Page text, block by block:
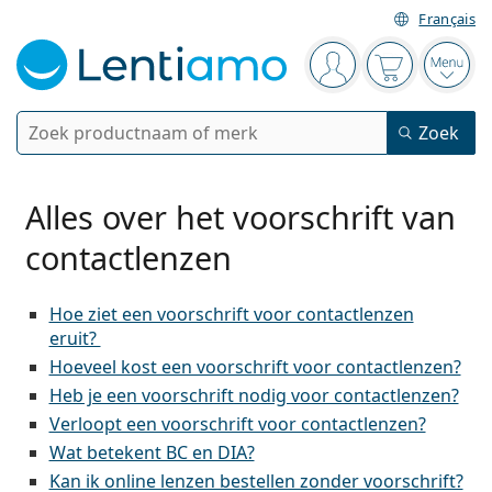
Français
Navigatie
Je bent ingelogd
Jouw
Zoek
Zoek
Bestaande klant?
Contactlenzen
Soort lens
Daglenzen
Weeklenzen
Tweeweeklenzen
Maandlenzen
Type lens
Sferische en asferische
Torische voor astigmatisme
Multifocale voor presbyopie
Merk
Acuvue
Biofinity
Accessoires
Lenzenvloeistoffen
Oogdruppels
Inspiratie & tips
Hoe bestel je lenzen online?
Alle Lenzen
Lenzenvloeistoffen
Op type
Multifunctioneel
Peroxide
Geen conservering
Op inhoud
50 - 120 ml
225 - 500 ml
Voordeel
Duopacks
Brillen
Op type
Vrouwen Mannen Kinderen
Speciale aanbiedingen
Nieuwe modellen
Type bril
Zonnebrillen
Op type
Vrouwen Mannen Kinderen
Speciale aanbiedingen
Alles over het voorschrift van
contactlenzen
Hoe ziet een voorschrift voor contactlenzen
eruit?
Hoeveel kost een voorschrift voor contactlenzen?
Heb je een voorschrift nodig voor contactlenzen?
Verloopt een voorschrift voor contactlenzen?
Wat betekent BC en DIA?
Kan ik online lenzen bestellen zonder voorschrift?